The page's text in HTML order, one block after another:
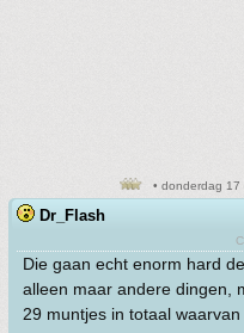
• donderdag 17
Dr_Flash
Die gaan echt enorm hard
alleen maar andere dingen,
29 muntjes in totaal